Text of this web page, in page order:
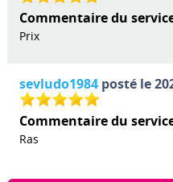
Commentaire du
Prix
sevludo1984posté le
Commentaire du
Ras